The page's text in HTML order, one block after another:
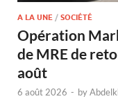
A LA UNE / SOCIÉTÉ
Opération
de MRE de
août
6 août 2026 - by